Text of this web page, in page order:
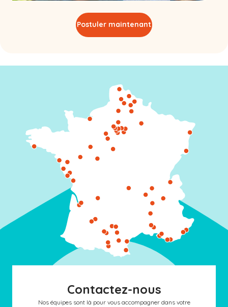
Postuler maintenant
Contactez-nous
Nos équipes sont là pour vous accompagner dans votre